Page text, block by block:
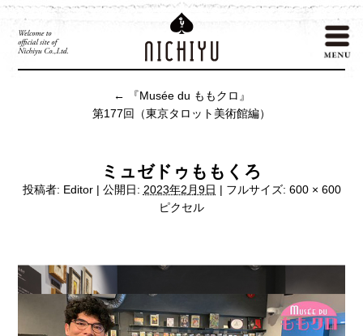
← 『Musée du ももクロ』
第177回（東京タロット美術館編）
ミュゼドゥももくろ
投稿者: Editor | 公開日: 2023年2月9日 | フルサイズ: 600 × 600
ピクセル